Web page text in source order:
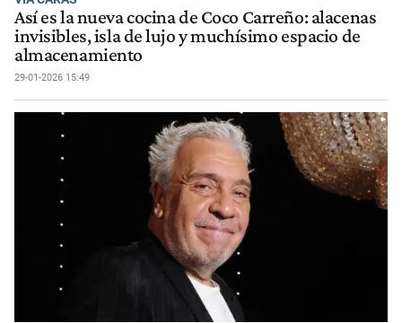
Así es la nueva cocina de Coco Carreño: alacenas
invisibles, isla de lujo y muchísimo espacio de
almacenamiento
29-01-2026 15:49